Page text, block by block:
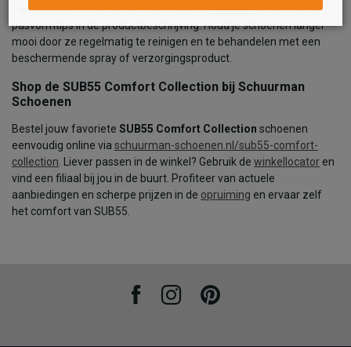
Twijfel je over de juiste maat? Bekijk demaattabelen lees de
pasvormtips in de productbeschrijving. Houd je schoenen langer
mooi door ze regelmatig te reinigen en te behandelen met een
beschermende spray of verzorgingsproduct.
Shop de SUB55 Comfort Collection bij Schuurman
Schoenen
Bestel jouw favoriete SUB55 Comfort Collection schoenen
eenvoudig online via schuurman-schoenen.nl/sub55-comfort-
collection . Liever passen in de winkel? Gebruik de winkellocator en
vind een filiaal bij jou in de buurt. Profiteer van actuele
aanbiedingen en scherpe prijzen in de opruiming en ervaar zelf
het comfort van SUB55.
FacebookInstagramPinterest